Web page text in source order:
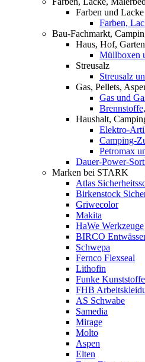
Farben und Lacke
Farben,
Bau-Fachmarkt,
Haus, Hof,
Müllboxen
Streusalz
Streusalz
Gas, Pellets,
Gas und
Haushalt,
Elektro-
Camping-
Petromax
Dauer-Power-
Marken bei STARK
Atlas
Birkenstock
Griwecolor
Makita
HaWe Werkzeuge
BIRCO
Schwepa
Fernco Flexseal
Lithofin
Funke Kunststoffe
FHB
AS Schwabe
Samedia
Mirage
Molto
Aspen
Elten